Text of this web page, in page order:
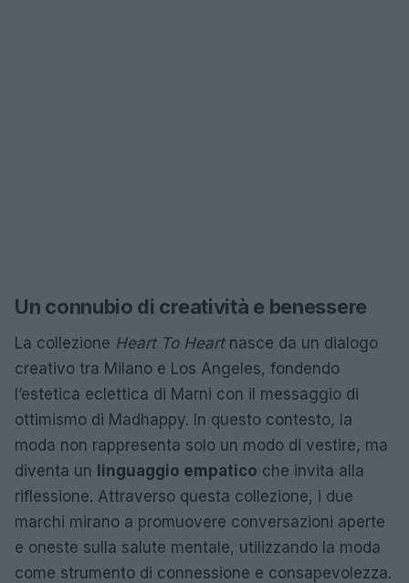
Un connubio di creatività e benessere
La collezione Heart To Heartnasce da un dialogo
creativo tra Milano e Los Angeles, fondendo
l’estetica eclettica di Marni con il messaggio di
ottimismo di Madhappy. In questo contesto, la
moda non rappresenta solo un modo di vestire, ma
diventa un linguaggio empatico che invita alla
riflessione. Attraverso questa collezione, i due
marchi mirano a promuovere conversazioni aperte
e oneste sulla salute mentale, utilizzando la moda
come strumento di connessione e consapevolezza.